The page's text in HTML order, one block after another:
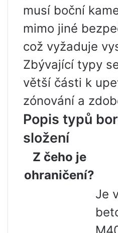
musí boční
mimo jiné
což vyžaduje
Zbývající typy
větší části k
zónování a
Popis typů
složení
Z čeho je
ohraničení?
Je